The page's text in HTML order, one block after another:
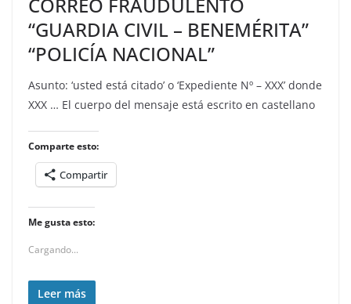
“GUARDIA CIVIL – BENEMÉRITA”
“POLICÍA NACIONAL”
Asunto: ‘usted está citado’ o ‘Expediente Nº – XXX’ donde
XXX … El cuerpo del mensaje está escrito en castellano
Comparte esto:
Compartir
Me gusta esto:
Cargando...
Leer más